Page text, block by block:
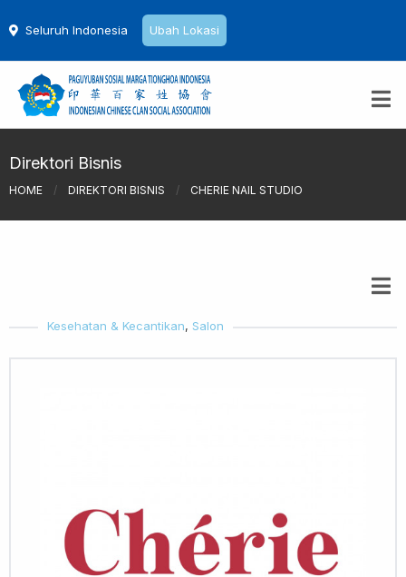
Seluruh Indonesia Ubah Lokasi
Direktori Bisnis
HOME / DIREKTORI BISNIS / CHERIE NAIL STUDIO
Kesehatan & Kecantikan, Salon